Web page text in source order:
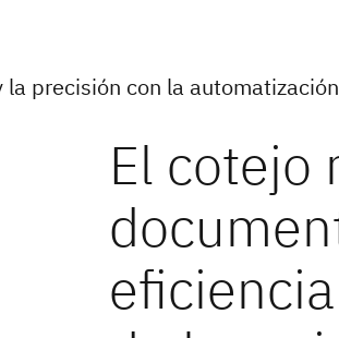
precisión con la automatización